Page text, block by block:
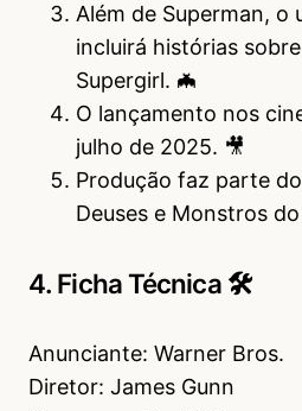
Além de Superman, o
incluirá histórias
Supergirl. 🦇
O lançamento nos
julho de 2025. 🎥
Produção faz parte
Deuses e Monstros
4. Ficha Técnica 🛠
Anunciante: Warner Bros.
Diretor: James Gunn